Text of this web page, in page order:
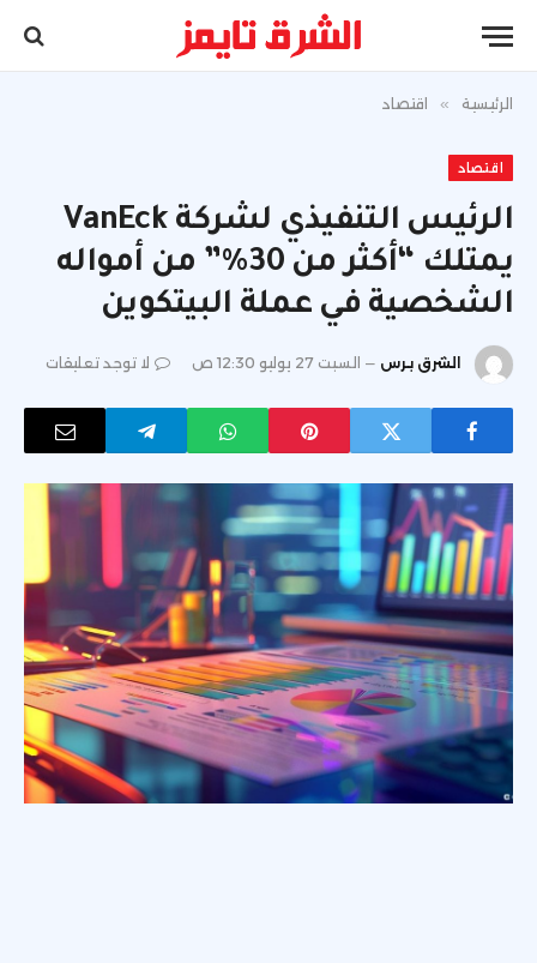
الرئيسية » اقتصاد
اقتصاد
الرئيس التنفيذي لشركة VanEck
يمتلك “أكثر من 30%” من أمواله
الشخصية في عملة البيتكوين
الشرق برس السبت 27 يوليو 12:30 ص لا توجد تعليقات